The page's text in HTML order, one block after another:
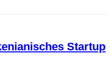
Startup